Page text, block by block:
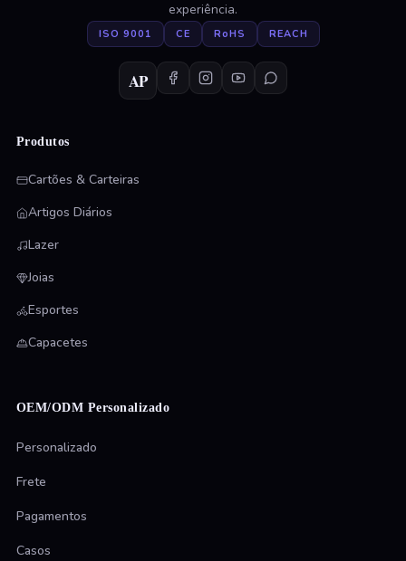
experiência.
ISO 9001 CE RoHS REACH
AP
Produtos
Cartões & Carteiras
Artigos Diários
Lazer
Joias
Esportes
Capacetes
OEM/ODM Personalizado
Personalizado
Frete
Pagamentos
Casos